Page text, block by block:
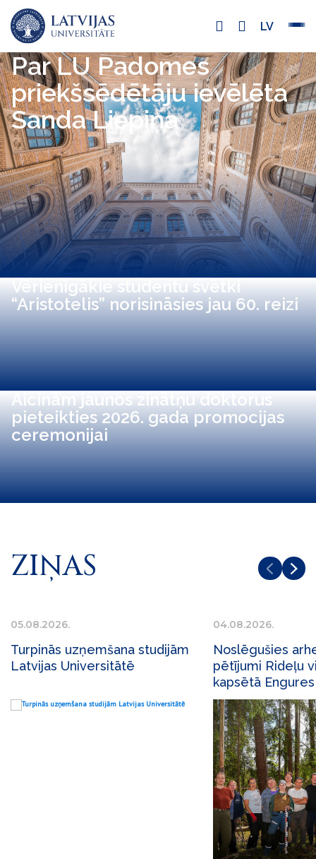
LV
Par LU Padomes
priekšsēdētāju ievēlēta
Sanda Liepiņa
Vērienīgākie studentu svētki
“Aristotelis” norisināsies jau 60. reizi
Aicinām jaunos zinātņu doktorus
pieteikties 2026. gada promocijas
ceremonijai
ZIŅAS
05.08.2026.
Turpinās uzņemšana studijām
Latvijas Universitātē
04.08.2026.
Noslēgušies
pētījumi Rideļu
kapsētā